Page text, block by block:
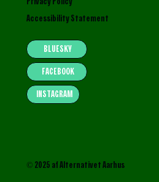
Accessibility Statement
FACEBOOK
INSTAGRAM
BLUESKY
© 2025 af Alternativet Aarhus